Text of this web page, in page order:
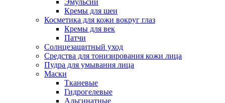
Кремы для шеи
Косметика для кожи вокруг глаз
Кремы для век
Патчи
Солнцезащитный уход
Средства для тонизирования кожи лица
Пудра для умывания лица
Маски
Тканевые
Гидрогелевые
Альгинатные